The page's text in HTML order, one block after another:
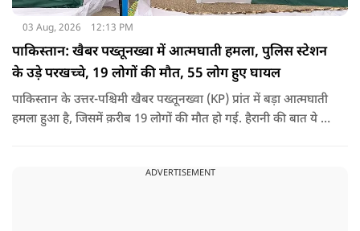
03 Aug, 2026 12:13 PM
पाकिस्तान: खैबर पख्तूनख्वा में आत्मघाती हमला, पुलिस स्टेशन
के उड़े परखच्चे, 19 लोगों की मौत, 55 लोग हुए घायल
पाकिस्तान के उत्तर-पश्चिमी खैबर पख्तूनख्वा (KP) प्रांत में बड़ा आत्मघाती
हमला हुआ है, जिसमें क़रीब 19 लोगों की मौत हो गई. हैरानी की बात ये है
ADVERTISEMENT